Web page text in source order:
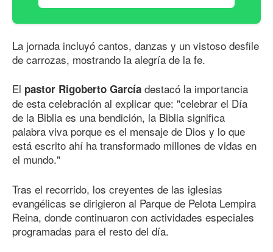
La jornada incluyó cantos, danzas y un vistoso desfile
de carrozas, mostrando la alegría de la fe.
El pastor Rigoberto García destacó la importancia
de esta celebración al explicar que: "celebrar el Día
de la Biblia es una bendición, la Biblia significa
palabra viva porque es el mensaje de Dios y lo que
está escrito ahí ha transformado millones de vidas en
el mundo."
Tras el recorrido, los creyentes de las iglesias
evangélicas se dirigieron al Parque de Pelota Lempira
Reina, donde continuaron con actividades especiales
programadas para el resto del día.